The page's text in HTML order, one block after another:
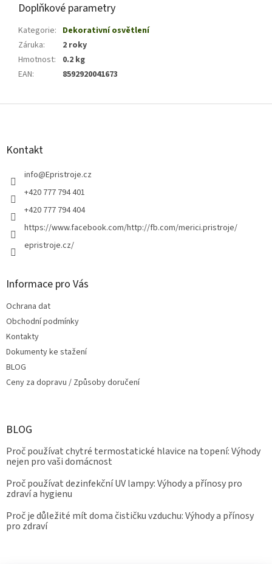
Doplňkové parametry
Kategorie: Dekorativní osvětlení
Záruka:
2 roky
Hmotnost:
0.2 kg
EAN: 8592920041673
Z
Kontakt
info@Epristroje.cz
+420 777 794 401
+420 777 794 404
https://www.facebook.com/http://fb.com/merici.pristroje/
epristroje.cz/
Informace pro Vás
Ochrana dat
Obchodní podmínky
Kontakty
Dokumenty ke stažení
BLOG
Ceny za dopravu / Způsoby doručení
BLOG
Proč používat chytré termostatické hlavice na topení: Výhody
nejen pro vaši domácnost
Proč používat dezinfekční UV lampy: Výhody a přínosy pro
zdraví a hygienu
Proč je důležité mít doma čističku vzduchu: Výhody a přínosy
pro zdraví